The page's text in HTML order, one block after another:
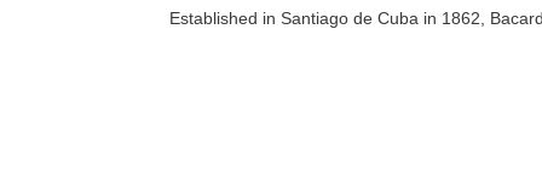
Established in Santiago de Cuba in 1862,